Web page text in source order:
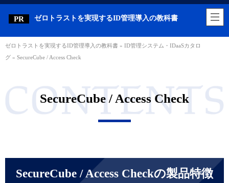
ゼロトラストを実現するID管理導入の教科書
ゼロトラストを実現するID管理導入の教科書 » ID管理システム・IDaaSカタロ
グ » SecureCube / Access Check
SecureCube / Access Check
SecureCube / Access Checkの製品特徴